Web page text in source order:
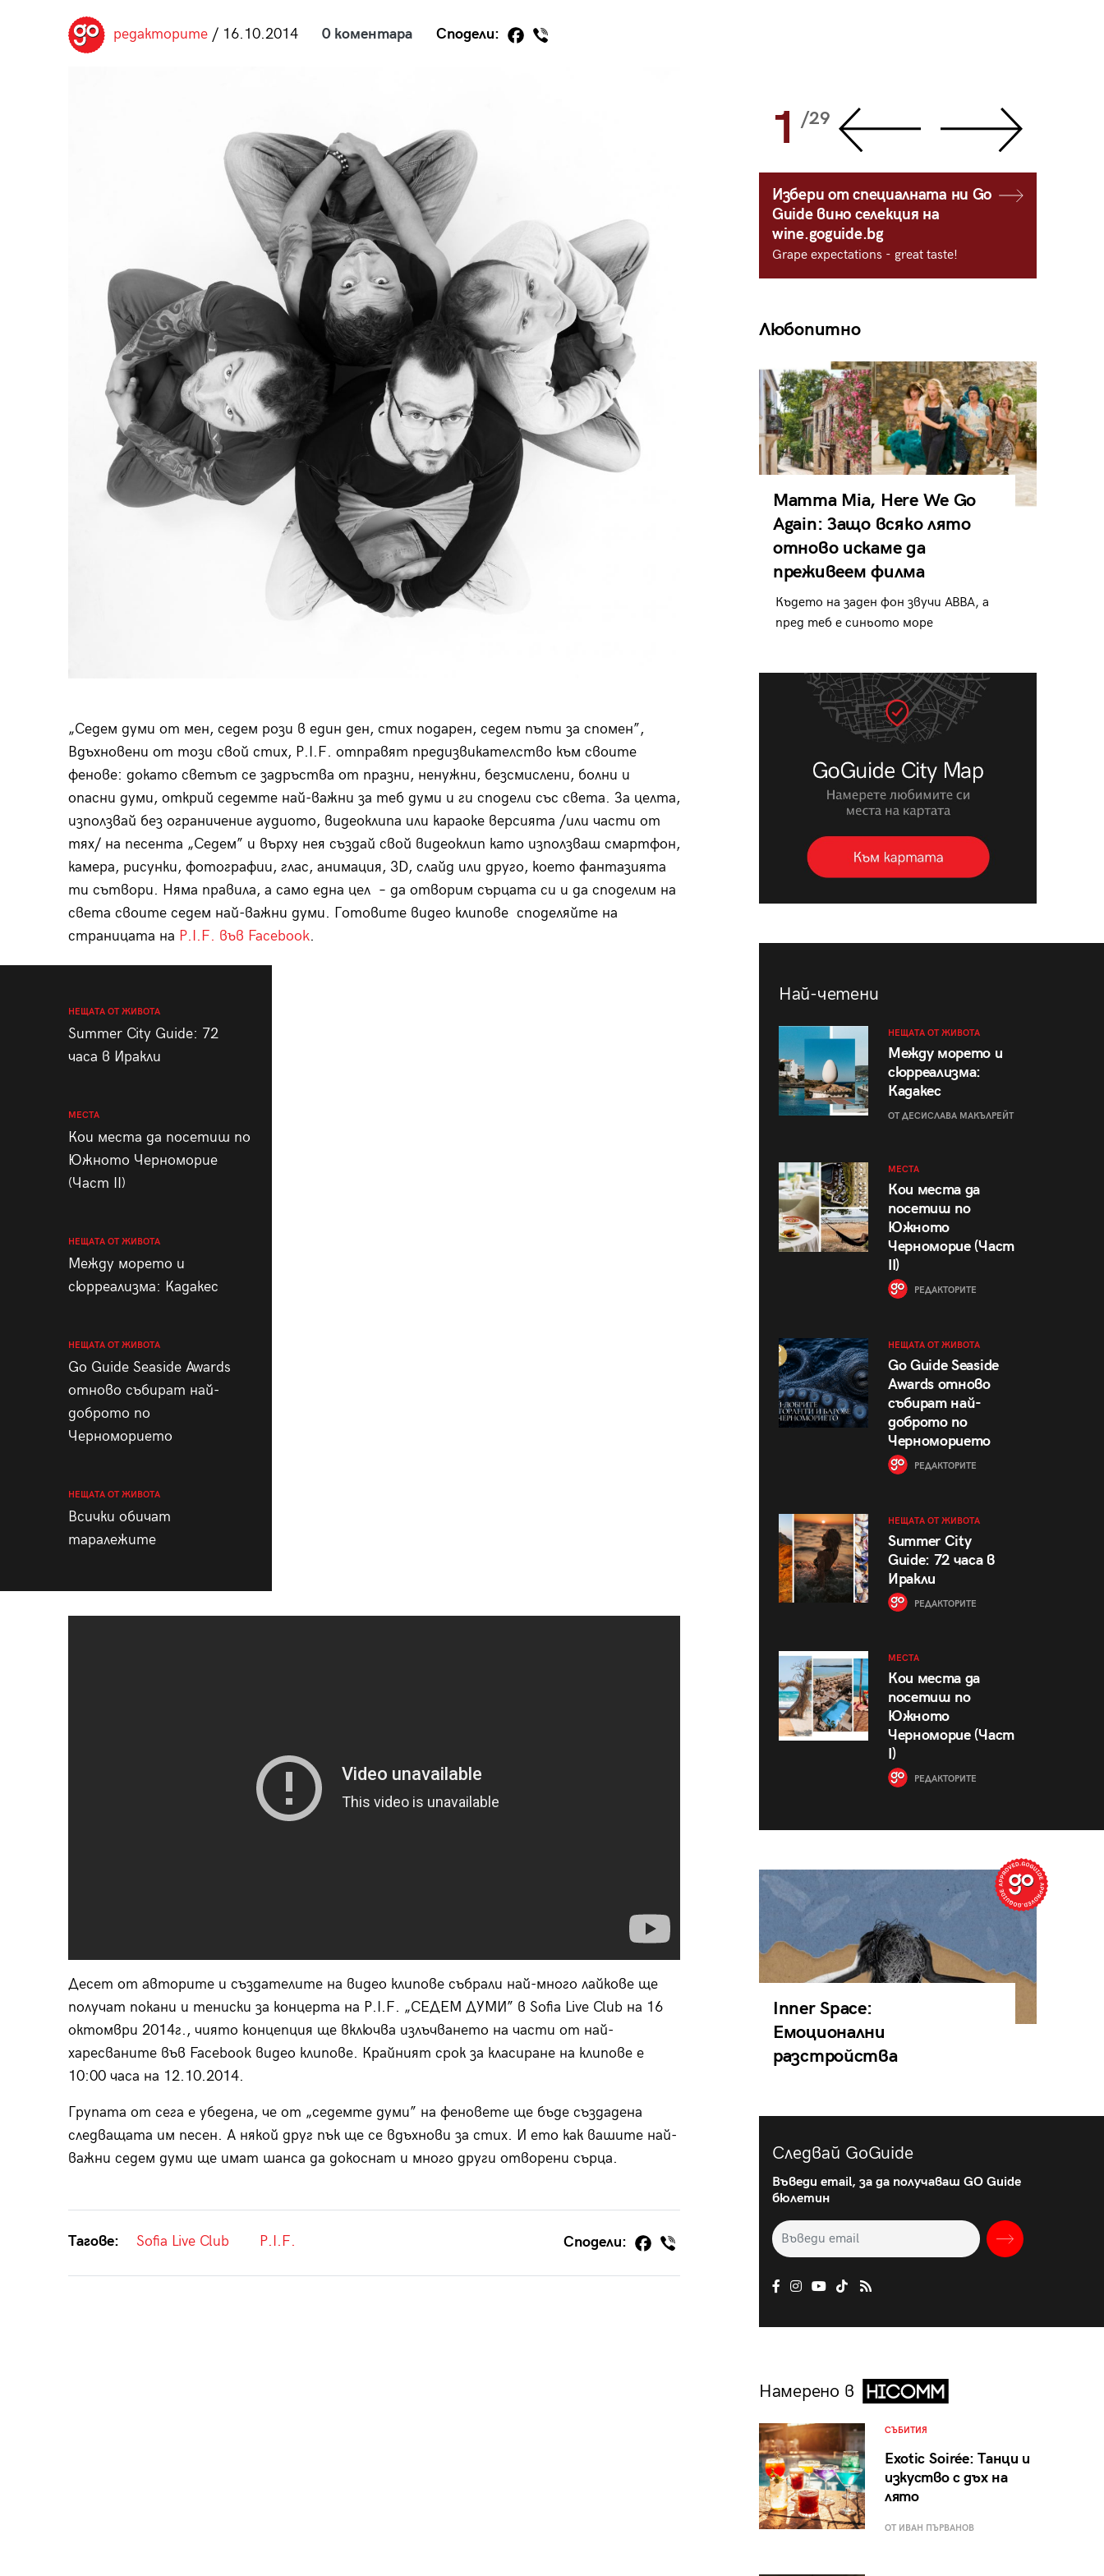
редакторите/ 16.10.2014 0 коментара Сподели:
„Седем думи от мен, седем рози в един ден, стих подарен, седем пъти за спомен”,
Вдъхновени от този свой стих, P.I.F. отправят предизвикателство към своите
фенове: докато светът се задръства от празни, ненужни, безсмислени, болни и
опасни думи, открий седемте най-важни за теб думи и ги сподели със света. За целта,
използвай без ограничение аудиото, видеоклипа или караоке версията /или части от
тях/ на песента „Седем” и върху нея създай свой видеоклип като използваш смартфон,
камера, рисунки, фотографии, глас, анимация, 3D, слайд или друго, което фантазията
ти сътвори. Няма правила, а само една цел – да отворим сърцата си и да споделим на
света своите седем най-важни думи. Готовите видео клипове споделяйте на
страницата на P.I.F. във Facebook.
НЕЩАТА ОТ ЖИВОТА
Summer City Guide: 72
часа в Иракли
МЕСТА
Кои места да посетиш по
Южното Черноморие
(Част II)
НЕЩАТА ОТ ЖИВОТА
Между морето и
сюрреализма: Кадакес
НЕЩАТА ОТ ЖИВОТА
Go Guide Seaside Awards
отново събират най-
доброто по
Черноморието
НЕЩАТА ОТ ЖИВОТА
Всички обичат
таралежите
Десет от авторите и създателите на видео клипове събрали най-много лайкове ще
получат покани и тениски за концерта на P.I.F. „СЕДЕМ ДУМИ” в Sofia Live Club на 16
октомври 2014г., чиято концепция ще включва излъчването на части от най-
харесваните във Facebook видео клипове. Крайният срок за класиране на клипове е
10:00 часа на 12.10.2014.
Групата от сега е убедена, че от „седемте думи” на феновете ще бъде създадена
следващата им песен. А някой друг пък ще се вдъхнови за стих. И ето как вашите най-
важни седем думи ще имат шанса да докоснат и много други отворени сърца.
Тагове: Sofia Live Club P.I.F. Сподели:
28 1 /29
Избери от специалната ни Go
Guide вино селекция на
wine.goguide.bg
Grape expectations - great taste!
Любопитно
Mamma Mia, Here We Go
Again: Защо всяко лято
отново искаме да
преживеем филма
Където на заден фон звучи ABBA, а
пред теб е синьото море
Най-четени
НЕЩАТА ОТ ЖИВОТА
Между морето и
сюрреализма:
Кадакес
ОТ ДЕСИСЛАВА МАКЪЛРЕЙТ
МЕСТА
Кои места да
посетиш по
Южното
Черноморие (Част
II)
РЕДАКТОРИТЕ
НЕЩАТА ОТ ЖИВОТА
Go Guide Seaside
Awards отново
събират най-
доброто по
Черноморието
РЕДАКТОРИТЕ
НЕЩАТА ОТ ЖИВОТА
Summer City
Guide: 72 часа в
Иракли
РЕДАКТОРИТЕ
МЕСТА
Кои места да
посетиш по
Южното
Черноморие (Част
I)
РЕДАКТОРИТЕ
Inner Space:
Емоционални
разстройства
Следвай GoGuide
Въведи email, за да получаваш GO Guide
бюлетин
Намерено в
СЪБИТИЯ
Exotic Soirée: Танци и
изкуство с дъх на
лято
ОТ ИВАН ПЪРВАНОВ